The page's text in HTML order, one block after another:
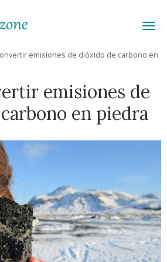
emisiones de dióxido de carbono en
emisiones de
en piedra